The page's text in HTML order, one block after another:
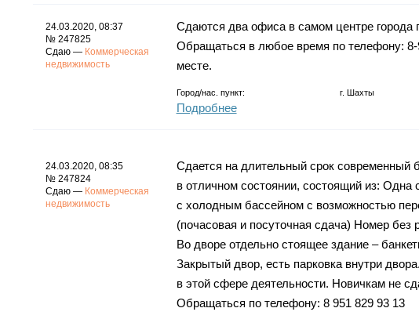
24.03.2020, 08:37
№ 247825
Сдаю — Коммерческая
недвижимость
Сдаются два офиса в самом центре
Обращаться в любое время по телефону: 8-
месте.
Город/нас. пункт: г. Шахты
Подробнее
24.03.2020, 08:35
№ 247824
Сдаю — Коммерческая
недвижимость
Сдается на длительный срок современный
в отличном состоянии, состоящий из:
с холодным бассейном с возможностью
(почасовая и посуточная сдача) Номер
Во дворе отдельно стоящее здание –
Закрытый двор, есть парковка внутри
в этой сфере деятельности. Новичкам не
Обращаться по телефону: 8 951 829 93 13